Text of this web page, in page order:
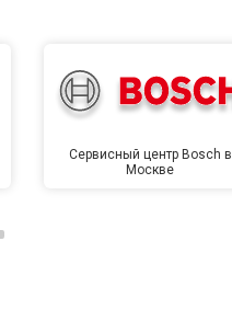
Сервисный центр Bosch в
Москве